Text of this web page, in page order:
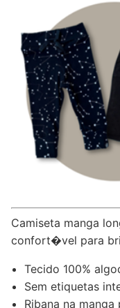
Camiseta manga
confort�vel para
Tecido 100%
Sem etiquetas
Ribana na